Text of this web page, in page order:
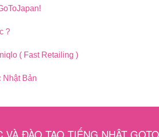
?
( Fast Retailing )
Nhật Bản